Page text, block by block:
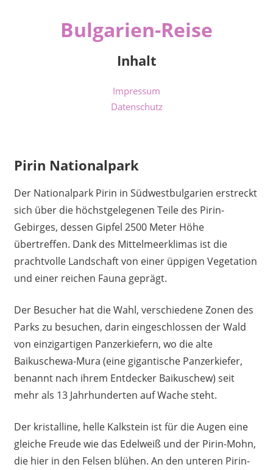
Bulgarien-Reise
Inhalt
Impressum
Datenschutz
Pirin Nationalpark
Der Nationalpark Pirin in Südwestbulgarien erstreckt
sich über die höchstgelegenen Teile des Pirin-
Gebirges, dessen Gipfel 2500 Meter Höhe
übertreffen. Dank des Mittelmeerklimas ist die
prachtvolle Landschaft von einer üppigen Vegetation
und einer reichen Fauna geprägt.
Der Besucher hat die Wahl, verschiedene Zonen des
Parks zu besuchen, darin eingeschlossen der Wald
von einzigartigen Panzerkiefern, wo die alte
Baikuschewa-Mura (eine gigantische Panzerkiefer,
benannt nach ihrem Entdecker Baikuschew) seit
mehr als 13 Jahrhunderten auf Wache steht.
Der kristalline, helle Kalkstein ist für die Augen eine
gleiche Freude wie das Edelweiß und der Pirin-Mohn,
die hier in den Felsen blühen. An den unteren Pirin-